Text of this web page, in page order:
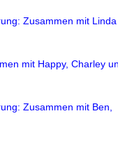
Zusammen mit Linda
mit Happy, Charley
Zusammen mit Ben,